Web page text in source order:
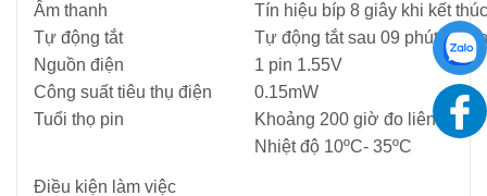
Âm thanh
Tín hiệu bíp 8 giây khi kết
Tự động tắt
Tự động tắt sau 09 phút khi
Nguồn điện
1 pin 1.55V
Công suất tiêu thụ điện
0.15mW
Tuổi thọ pin
Khoảng 200 giờ đo liên tục
Điều kiện làm việc
Nhiệt độ 10ºC- 35ºC